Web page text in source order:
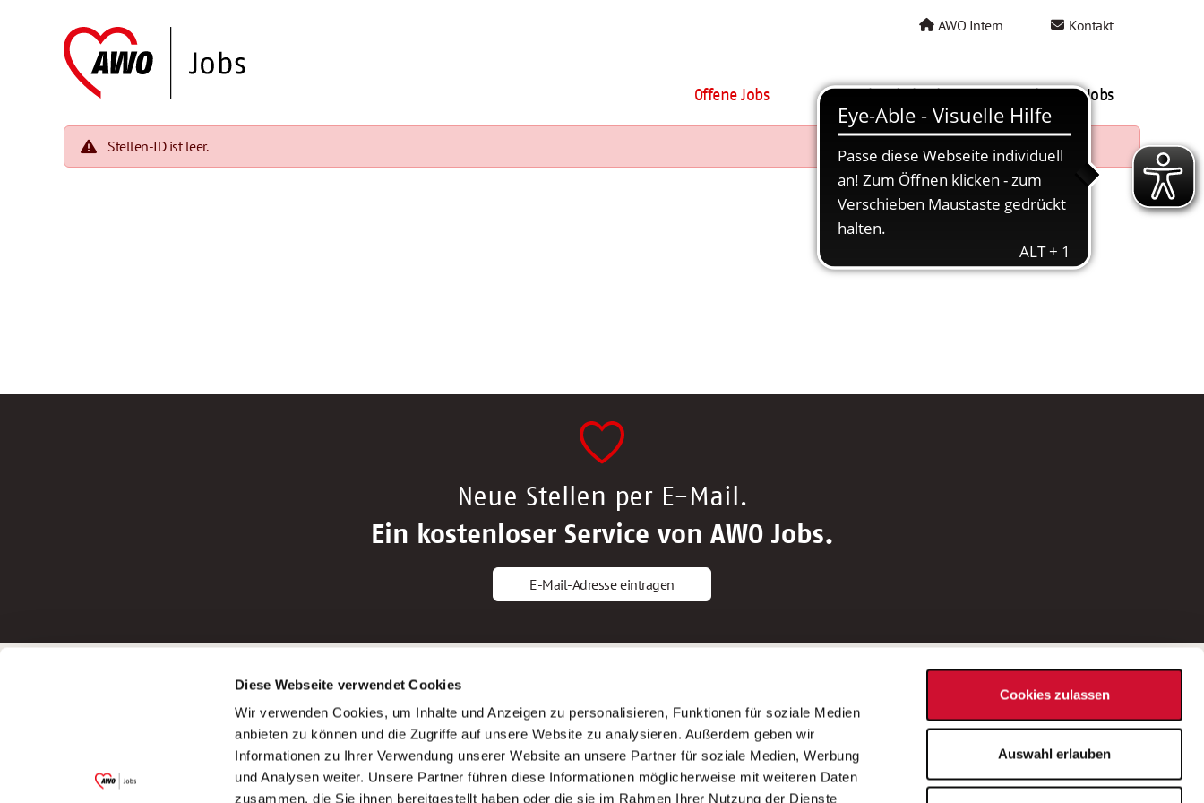
Diese Webseite verwendet Cookies
Wir verwenden Cookies, um Inhalte und Anzeigen zu personalisieren, Funktionen für soziale Medien
anbieten zu können und die Zugriffe auf unsere Website zu analysieren. Außerdem geben wir
Informationen zu Ihrer Verwendung unserer Website an unsere Partner für soziale Medien, Werbung
und Analysen weiter. Unsere Partner führen diese Informationen möglicherweise mit weiteren Daten
zusammen, die Sie ihnen bereitgestellt haben oder die sie im Rahmen Ihrer Nutzung der Dienste
Cookies zulassen
Auswahl erlauben
AWO Intern Kontakt
Offene Jobs AWO als Arbeitgeber Mein AWO Jobs
Stellen-ID ist leer.
Neue Stellen per E-Mail.
Ein kostenloser Service von AWO Jobs.
E-Mail-Adresse eintragen
Garitz Bewirtschaftungsbetriebe GmbH
(Ein Tochterunternehmen des AWO
Bezirksverbandes Unterfranken e.V.)
Bewerbungstipps
Bewerbung als Altenpfleger*in
Bewerbung als Krankenpfleger*in
Bewerbung als Altenpflegehelfer*in
Bewerbung als Erzieher*in
AWO Gliederungen nach Bundesland
Stellenangebote nach Bundesländern
Sitemap
Impressum
Datenschutz
Bei Fragen zu einer Stellenausschreibung
wenden Sie sich bitte an die*den in der
Stellenausschreibung genannte*n